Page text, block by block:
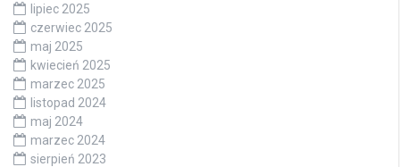
lipiec 2025
czerwiec 2025
maj 2025
kwiecień 2025
marzec 2025
listopad 2024
maj 2024
marzec 2024
sierpień 2023